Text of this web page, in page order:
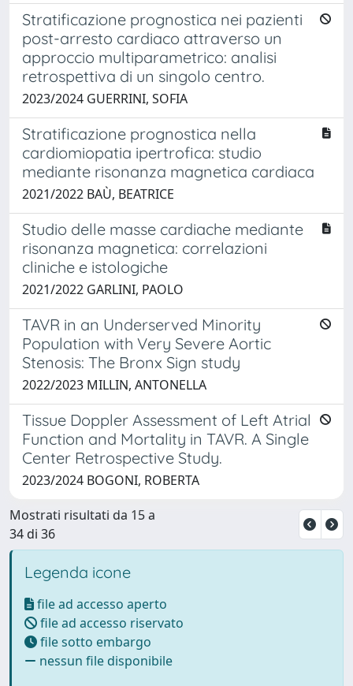
Stratificazione prognostica nei pazienti
post-arresto cardiaco attraverso un
approccio multiparametrico: analisi
retrospettiva di un singolo centro.
2023/2024 GUERRINI, SOFIA
Stratificazione prognostica nella
cardiomiopatia ipertrofica: studio
mediante risonanza magnetica cardiaca
2021/2022 BAÙ, BEATRICE
Studio delle masse cardiache mediante
risonanza magnetica: correlazioni
cliniche e istologiche
2021/2022 GARLINI, PAOLO
TAVR in an Underserved Minority
Population with Very Severe Aortic
Stenosis: The Bronx Sign study
2022/2023 MILLIN, ANTONELLA
Tissue Doppler Assessment of Left Atrial
Function and Mortality in TAVR. A Single
Center Retrospective Study.
2023/2024 BOGONI, ROBERTA
Mostrati risultati da 15 a
34 di 36
Legenda icone
file ad accesso aperto
file ad accesso riservato
file sotto embargo
nessun file disponibile